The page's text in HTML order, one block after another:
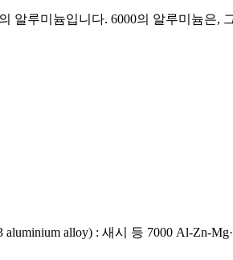
알루미늄입니다. 6000의 알루미늄은,
alloy) : 새시 등 7000 Al-Zn-